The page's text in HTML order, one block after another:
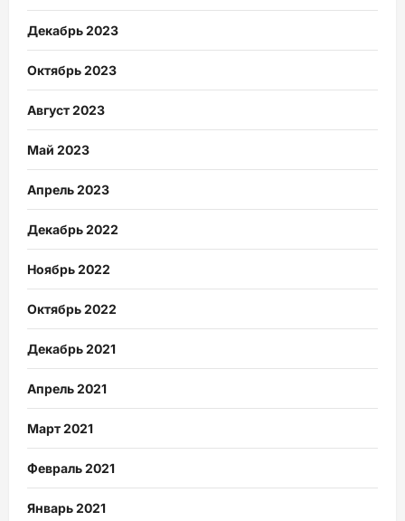
Декабрь 2023
Октябрь 2023
Август 2023
Май 2023
Апрель 2023
Декабрь 2022
Ноябрь 2022
Октябрь 2022
Декабрь 2021
Апрель 2021
Март 2021
Февраль 2021
Январь 2021